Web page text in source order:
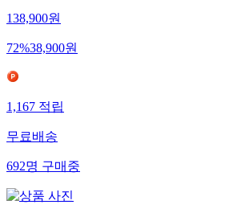
138,900원
72%38,900원
1,167적립
무료배송
692명구매중